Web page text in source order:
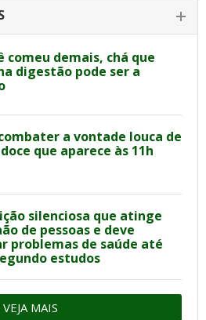
comeu demais, chá que
digestão pode ser a
a vontade louca de
que aparece às 11h
silenciosa que atinge
de pessoas e deve
problemas de saúde até
estudos
VEJA MAIS